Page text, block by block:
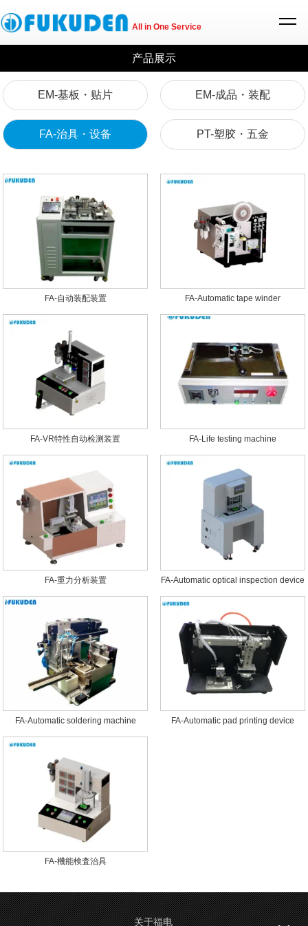
All in One Service
产品展示
EM-基板・贴片 EM-成品・装配
FA-治具・设备 PT-塑胶・五金
FA-自动装配装置 FA-Automatic tape winder
FA-VR特性自动检测装置 FA-Life testing machine
FA-重力分析装置 FA-Automatic optical inspection device
FA-Automatic soldering machine FA-Automatic pad printing device
FA-機能検査治具
关于福电